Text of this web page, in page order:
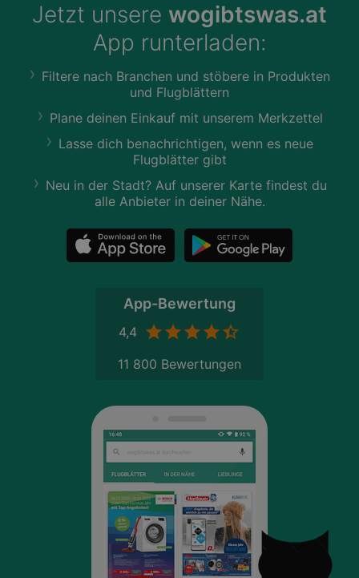
Jetzt unsere wogibtswas.at
App runterladen:
Filtere nach Branchen und stöbere in Produkten
und Flugblättern
Plane deinen Einkauf mit unserem Merkzettel
Lasse dich benachrichtigen, wenn es neue
Flugblätter gibt
Neu in der Stadt? Auf unserer Karte findest du
alle Anbieter in deiner Nähe.
App-Bewertung
4,4
11 800 Bewertungen